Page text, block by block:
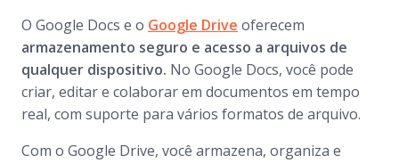
O Google Docs e o Google Drive oferecem
armazenamento seguro e acesso a arquivos de
qualquer dispositivo. No Google Docs, você pode
criar, editar e colaborar em documentos em tempo
real, com suporte para vários formatos de arquivo.
Com o Google Drive, você armazena, organiza e